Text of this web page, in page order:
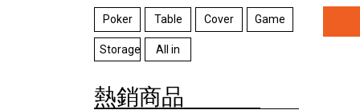
Poker Table Cover Game
Storage All in
熱銷商品